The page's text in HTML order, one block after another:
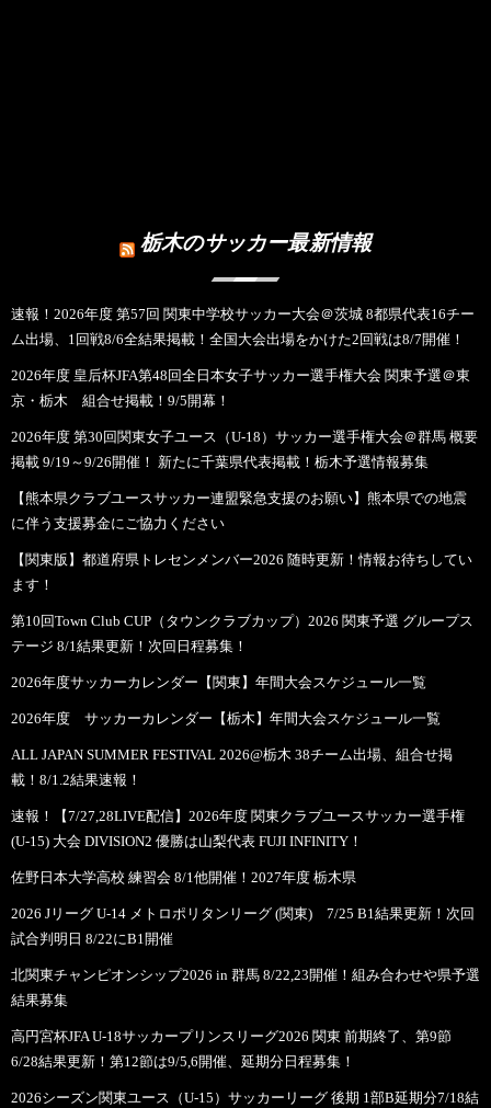
栃木のサッカー最新情報
速報！2026年度 第57回 関東中学校サッカー大会＠茨城 8都県代表16チー
ム出場、1回戦8/6全結果掲載！全国大会出場をかけた2回戦は8/7開催！
2026年度 皇后杯JFA第48回全日本女子サッカー選手権大会 関東予選＠東
京・栃木 組合せ掲載！9/5開幕！
2026年度 第30回関東女子ユース（U-18）サッカー選手権大会＠群馬 概要
掲載 9/19～9/26開催！ 新たに千葉県代表掲載！栃木予選情報募集
【熊本県クラブユースサッカー連盟緊急支援のお願い】熊本県での地震
に伴う支援募金にご協力ください
【関東版】都道府県トレセンメンバー2026 随時更新！情報お待ちしてい
ます！
第10回Town Club CUP（タウンクラブカップ）2026 関東予選 グループス
テージ 8/1結果更新！次回日程募集！
2026年度サッカーカレンダー【関東】年間大会スケジュール一覧
2026年度 サッカーカレンダー【栃木】年間大会スケジュール一覧
ALL JAPAN SUMMER FESTIVAL 2026@栃木 38チーム出場、組合せ掲
載！8/1.2結果速報！
速報！【7/27,28LIVE配信】2026年度 関東クラブユースサッカー選手権
(U-15) 大会 DIVISION2 優勝は山梨代表 FUJI INFINITY！
佐野日本大学高校 練習会 8/1他開催！2027年度 栃木県
2026 Jリーグ U-14 メトロポリタンリーグ (関東) 7/25 B1結果更新！次回
試合判明日 8/22にB1開催
北関東チャンピオンシップ2026 in 群馬 8/22,23開催！組み合わせや県予選
結果募集
高円宮杯JFA U-18サッカープリンスリーグ2026 関東 前期終了、第9節
6/28結果更新！第12節は9/5,6開催、延期分日程募集！
2026シーズン関東ユース（U-15）サッカーリーグ 後期 1部B延期分7/18結